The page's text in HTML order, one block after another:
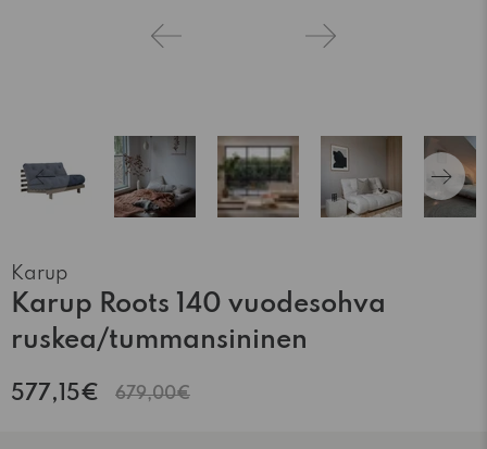
Karup
Karup Roots 140 vuodesohva
ruskea/tummansininen
577,15€ 679,00€